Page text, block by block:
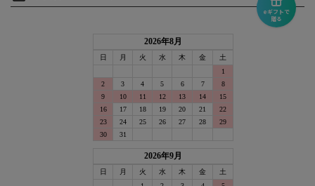
eギフトで
贈る